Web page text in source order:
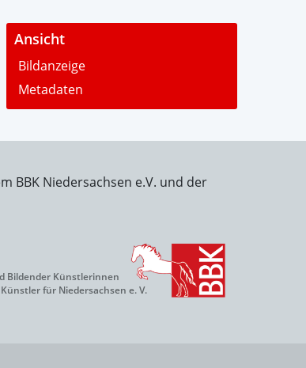
Ansicht
Bildanzeige
Metadaten
BBK Niedersachsen e.V. und der
Bildender Künstlerinnen
für Niedersachsen e. V.